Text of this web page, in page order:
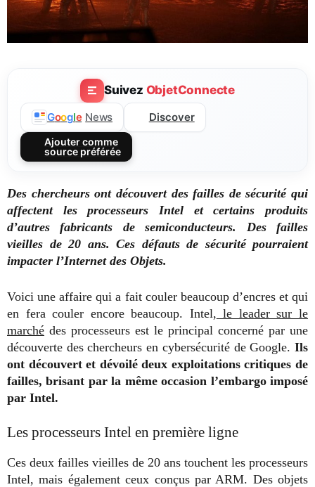
Suivez ObjetConnecte
Google News Discover
Ajouter comme
source préférée
Des chercheurs ont découvert des failles de sécurité qui
affectent les processeurs Intel et certains produits
d’autres fabricants de semiconducteurs. Des failles
vieilles de 20 ans. Ces défauts de sécurité pourraient
impacter l’Internet des Objets.
Voici une affaire qui a fait couler beaucoup d’encres et qui
en fera couler encore beaucoup. Intel, le leader sur le
marché des processeurs est le principal concerné par une
découverte des chercheurs en cybersécurité de Google. Ils
ont découvert et dévoilé deux exploitations critiques de
failles, brisant par la même occasion l’embargo imposé
par Intel.
Les processeurs Intel en première ligne
Ces deux failles vieilles de 20 ans touchent les processeurs
Intel, mais également ceux conçus par ARM. Des objets